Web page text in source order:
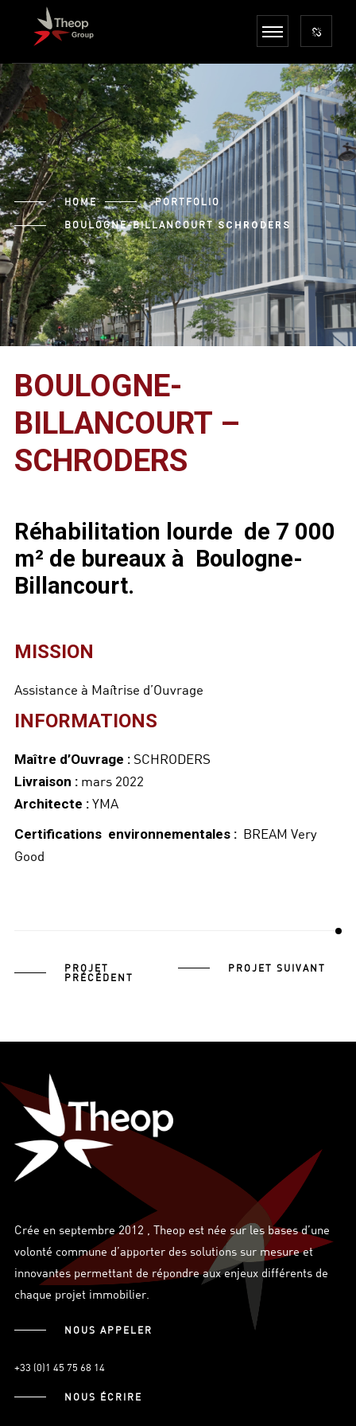
HOME PORTFOLIO
BOULOGNE-BILLANCOURTSCHRODERS
BOULOGNE-
BILLANCOURT –
SCHRODERS
Réhabilitation lourde de 7 000
m² de bureaux à Boulogne-
Billancourt.
MISSION
Assistance à Maîtrise d’Ouvrage
INFORMATIONS
Maître d’Ouvrage : SCHRODERS
Livraison : mars 2022
Architecte :YMA
Certifications environnementales : BREAM Very
Good
PROJET
PRÉCÉDENT
PROJET SUIVANT
Crée en septembre 2012 , Theop est née sur les bases d’une
volonté commune d’apporter des solutions sur mesure et
innovantes permettant de répondre aux enjeux différents de
chaque projet immobilier.
NOUS APPELER
+33 (0)1 45 75 68 14
NOUS ÉCRIRE